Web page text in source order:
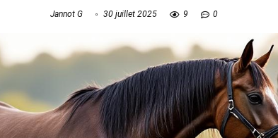
Jannot G 30 juillet 2025 9 0